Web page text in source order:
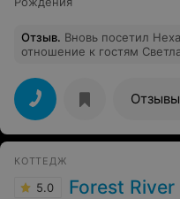
Отзыв. Вновь посетил
отношение к гостям
Кухня - отличная, повар
жаль, что телевизоры в
не установили.
Отзывы
КОТТЕДЖ
5.0 Forest River